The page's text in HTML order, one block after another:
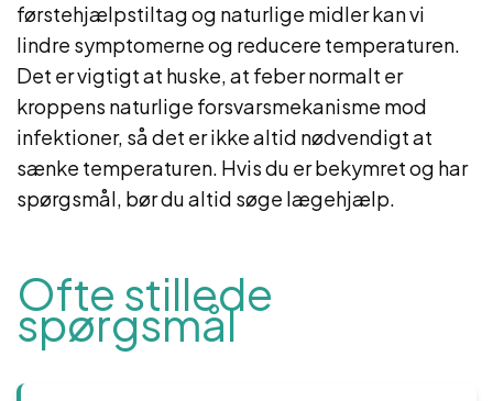
førstehjælpstiltag og naturlige midler kan vi
lindre symptomerne og reducere temperaturen.
Det er vigtigt at huske, at feber normalt er
kroppens naturlige forsvarsmekanisme mod
infektioner, så det er ikke altid nødvendigt at
sænke temperaturen. Hvis du er bekymret og har
spørgsmål, bør du altid søge lægehjælp.
Ofte stillede
spørgsmål